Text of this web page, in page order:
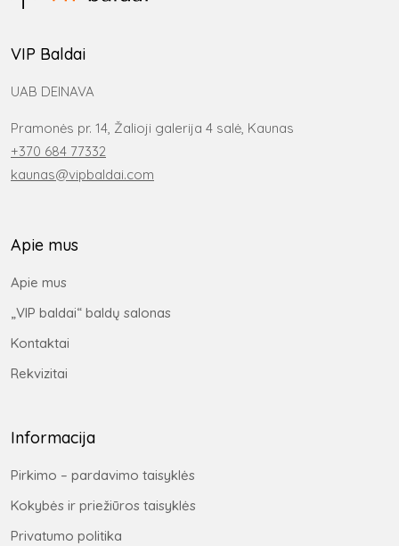
VIP Baldai
UAB DEINAVA
Pramonės pr. 14, Žalioji galerija 4 salė, Kaunas
+370 684 77332
kaunas@vipbaldai.com
Apie mus
Apie mus
„VIP baldai“ baldų salonas
Kontaktai
Rekvizitai
Informacija
Pirkimo – pardavimo taisyklės
Kokybės ir priežiūros taisyklės
Privatumo politika